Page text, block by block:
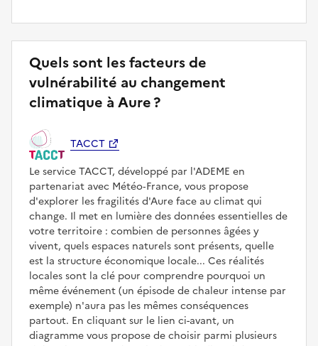
Quels sont les facteurs de
vulnérabilité au changement
climatique à Aure ?
TACCT
Le service TACCT, développé par l'ADEME en
partenariat avec Météo‑France, vous propose
d'explorer les fragilités d'Aure face au climat qui
change. Il met en lumière des données essentielles de
votre territoire : combien de personnes âgées y
vivent, quels espaces naturels sont présents, quelle
est la structure économique locale... Ces réalités
locales sont la clé pour comprendre pourquoi un
même événement (un épisode de chaleur intense par
exemple) n'aura pas les mêmes conséquences
partout. En cliquant sur le lien ci-avant, un
diagramme vous propose de choisir parmi plusieurs